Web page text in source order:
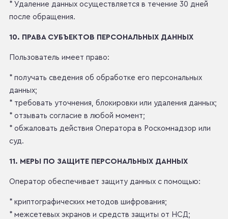
* Удаление данных осуществляется в течение 30 дней
после обращения.
10. ПРАВА СУБЪЕКТОВ ПЕРСОНАЛЬНЫХ ДАННЫХ
Пользователь имеет право:
* получать сведения об обработке его персональных
данных;
* требовать уточнения, блокировки или удаления данных;
* отзывать согласие в любой момент;
* обжаловать действия Оператора в Роскомнадзор или
суд.
11. МЕРЫ ПО ЗАЩИТЕ ПЕРСОНАЛЬНЫХ ДАННЫХ
Оператор обеспечивает защиту данных с помощью:
* криптографических методов шифрования;
* межсетевых экранов и средств защиты от НСД;